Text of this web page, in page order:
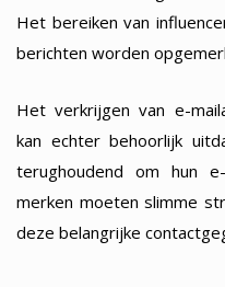
Het bereiken van
berichten worden
Het verkrijgen van e-
kan echter behoorlijk
terughoudend om hun
merken moeten slimme
deze belangrijke